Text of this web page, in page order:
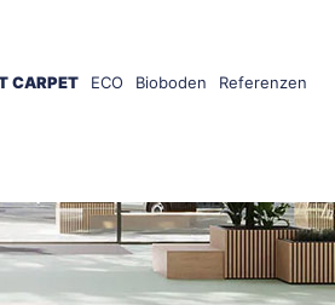
CARPET ECO Bioboden Referenzen